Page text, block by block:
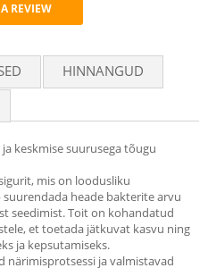
REVIEW
HINNANGUD
keskmise suurusega tõugu
mis on loodusliku
heade bakterite arvu
seedimist. Toit on kohandatud
et toetada jätkuvat kasvu ning
ja kepsutamiseks.
närimisprotsessi ja valmistavad